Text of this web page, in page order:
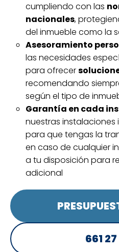
cumpliendo con las
nacionales,
del inmueble como la
Asesoramiento
las necesidades
para ofrecer
recomendando
según el tipo de
Garantía en cada
nuestras instalaciones
para que tengas la
en caso de cualquier
a tu disposición para
adicional
661 27